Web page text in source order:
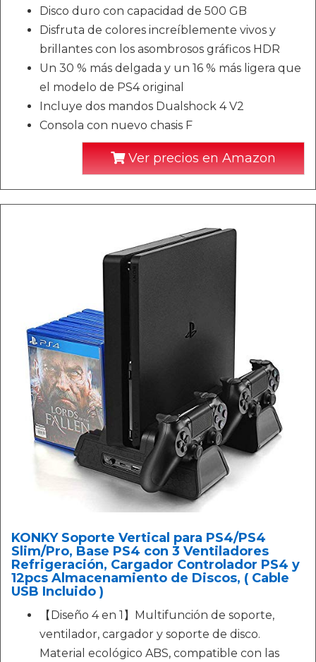
Disco duro con capacidad de 500 GB
Disfruta de colores increíblemente vivos y
brillantes con los asombrosos gráficos HDR
Un 30 % más delgada y un 16 % más ligera que
el modelo de PS4 original
Incluye dos mandos Dualshock 4 V2
Consola con nuevo chasis F
Ver precios en Amazon
KONKY Soporte Vertical para PS4/PS4
Slim/Pro, Base PS4 con 3 Ventiladores
Refrigeración, Cargador Controlador PS4 y
12pcs Almacenamiento de Discos, ( Cable
USB Incluido )
【Diseño 4 en 1】Multifunción de soporte,
ventilador, cargador y soporte de disco.
Material ecológico ABS, compatible con las